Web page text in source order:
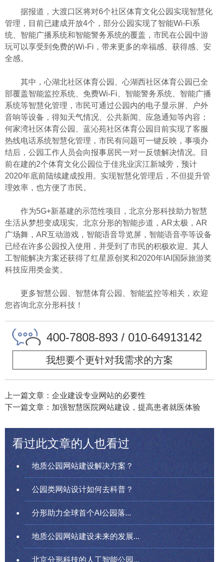
据报道，大渡口区将对6个社区体育文化公园实现智慧化
管理，目前已建成开放4个，部分公园实现了智能Wi-Fi系
统、智能广播系统和智能警务系统的覆盖，市民在公园中游
玩可以享受到免费的Wi-Fi，带来更多的幸福感、获得感、安
全感。
其中，心湖北社区体育公园、心湖西社区体育公园已全
部覆盖智能监控系统、免费Wi-Fi、智能警务系统、智能广播
系统等智慧化管理，市民可通过公园内的电子显示屏、户外
音响等设备，得知天气情况、公共新闻、应急通知等内容；
何家湾社区体育公园、蓝沁苑社区体育公园目前实现了客服
热线电话系统智慧化管理，市民有问题可一键反映，事项办
结后，公园工作人员会向报事居民一对一反馈解决情况。目
前在建的2个体育文化公园位于佳兆业滨江新城旁，预计
2020年底前陆续建成投用。实现智慧化管理后，不但提升管
理效率，也方便了市民。
作为5G+新基建的示范性项目，北京分形科技助力智慧
生活从梦想变成现实。北京分形的智能步道，AR太极，AR
广场舞，AR互动游戏，智能语音导览屏，智能语音亭等设备
已经在许多公园投入使用，并受到了市民的积极欢迎。其人
工智能解决方案还获得了红星原创奖和2020年IAI国际旅游奖
科技应用类金奖。
更多智慧公园、智慧体育公园、智能监控等相关，欢迎
您咨询北京分形科技！
400-7808-893 / 010-64913142
我想要个更针对我需求的方案
上一篇文章：企业建设专业网站的必要性
下一篇文章：加强智慧医院网站建设，提高患者就医体验
看过此文章的人也看过
地质公园网站建设解决方案？
公园类网站设计如何去科普？
分形助力全球首个AI公园落...
地质公园网站建设未来的发展...
北京分形科技的人工智能公园...